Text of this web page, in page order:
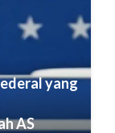
yang
AS